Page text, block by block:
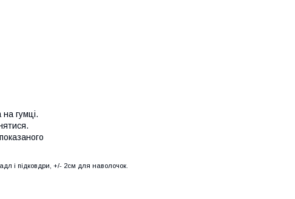
гумці.
і підковдри, +/- 2см для наволочок.